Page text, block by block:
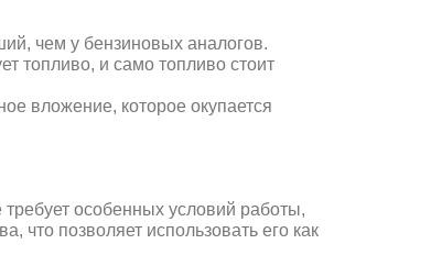
чем у бензиновых аналогов.
топливо, и само топливо стоит
вложение, которое окупается
особенных условий работы,
что позволяет использовать его как